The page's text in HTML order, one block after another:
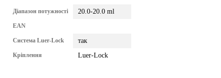
Діапазон потужності 20.0-20.0 ml
EAN
Система Luer-Lock так
Кріплення Luer-Lock